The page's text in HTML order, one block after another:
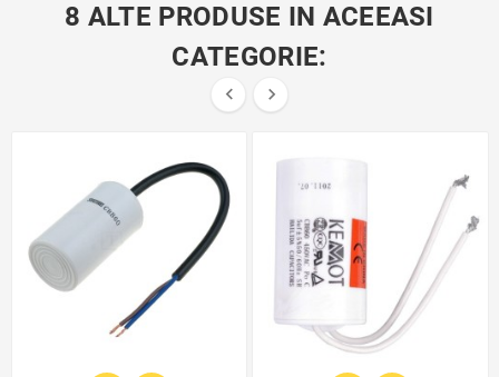
8 ALTE PRODUSE IN ACEEASI
CATEGORIE:
 